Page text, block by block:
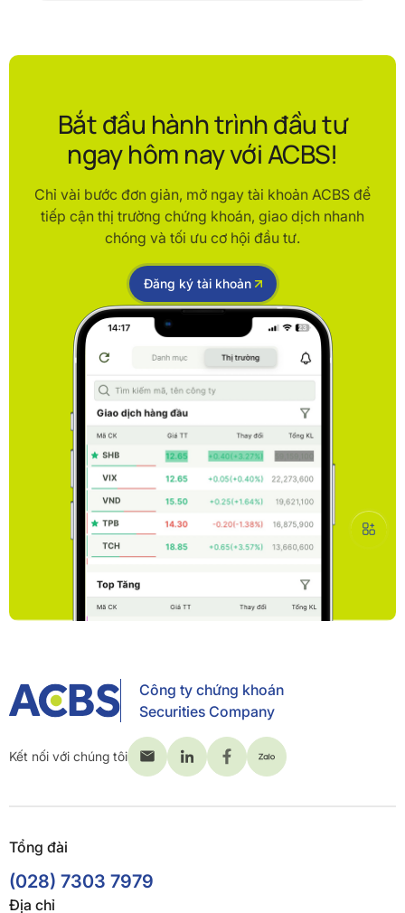
Bắt đầu hành trình đầu tư
ngay hôm nay với ACBS!
Chỉ vài bước đơn giản, mở ngay tài khoản ACBS để
tiếp cận thị trường chứng khoán, giao dịch nhanh
chóng và tối ưu cơ hội đầu tư.
Đăng ký tài khoản
Công ty chứng khoán
Securities Company
Kết nối với chúng tôi
Tổng đài
(028) 7303 7979
Địa chỉ